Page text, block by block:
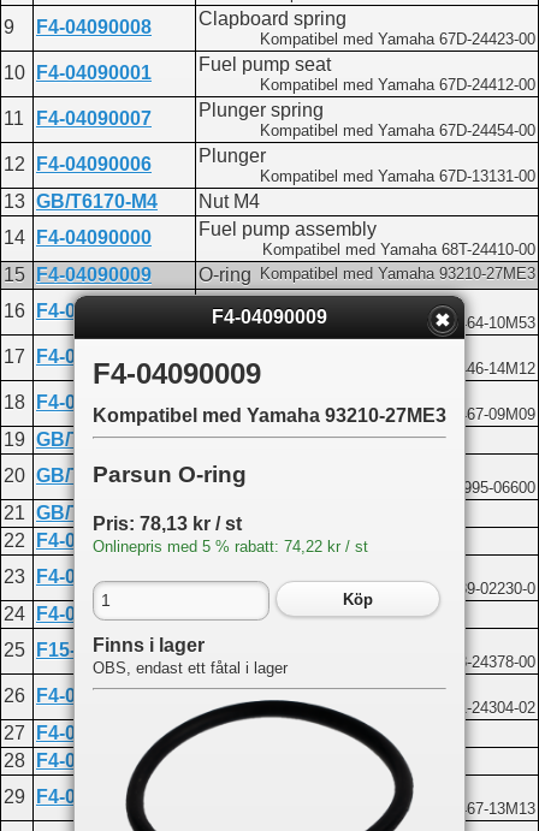
9 F4-04090008 Clapboard spring
Kompatibel med Yamaha 67D-24423-00
10 F4-04090001 Fuel pump seat
Kompatibel med Yamaha 67D-24412-00
11 F4-04090007 Plunger spring
Kompatibel med Yamaha 67D-24454-00
12 F4-04090006 Plunger
Kompatibel med Yamaha 67D-13131-00
13 GB/T6170-M4
Nut M4
14
F4-04090000 Fuel pump assembly
Kompatibel med Yamaha 68T-24410-00
15 F4-04090009 O-ring Kompatibel med Yamaha 93210-27ME3
16 F4-04000031-2 Nylon clamp B
Kompatibel med Yamaha 90464-10M53
17 F4-04000028
Kompatibel med Yamaha 90446-14M12
18 F4-04000030
Kompatibel med Yamaha 90467-09M09
19 GB/T93-6
Spring washer 6
20 GB/T97.1-6 Washer 6
Kompatibel med Yamaha 92995-06600
21 GB/T5783-M6X30
Bolt M6x30
22
F4-05000008
PIPE, FUEL "D" (Φ10*Φ5*60)
23
F4-05000300
Kompatibel med Tohatsu 639-02230-0
24 F4-05000007
Hose C
25
F15-05000011 Three way
Kompatibel med Yamaha 688-24378-00
26 F4-05000200 Fuel fitting assembly
Kompatibel med Yamaha 6G1-24304-02
27 F4-05000006
Hose B
28
F4-05000100
29
F4-05000010
Kompatibel med Yamaha 90467-13M13
F4-04090009
F4-04090009
Kompatibel med Yamaha 93210-27ME3
Parsun O-ring
Pris: 78,13 kr / st
Onlinepris med 5 % rabatt: 74,22 kr / st
Köp
Finns i lager
OBS, endast ett fåtal i lager